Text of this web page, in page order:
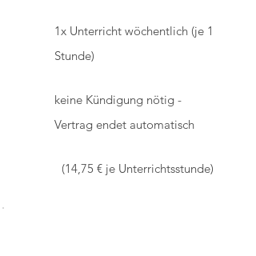
1x Unterricht wöchentlich (je 1
Stunde)
keine Kündigung nötig -
Vertrag endet automatisch
(14,75 € je Unterrichtsstunde)